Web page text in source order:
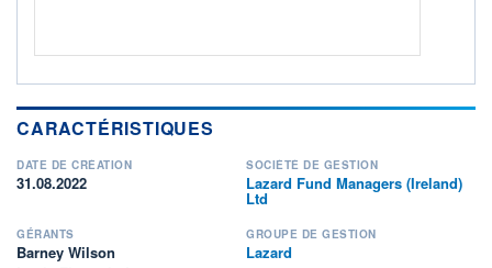
CARACTÉRISTIQUES
DATE DE CRÉATION
31.08.2022
SOCIÉTÉ DE GESTION
Lazard Fund Managers (Ireland)
Ltd
GÉRANTS
Barney Wilson
GROUPE DE GESTION
Lazard